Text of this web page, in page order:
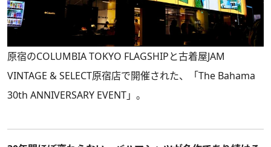
原宿のCOLUMBIA TOKYO FLAGSHIPと古着屋JAM
VINTAGE & SELECT原宿店で開催された、「The Bahama
30th ANNIVERSARY EVENT」。